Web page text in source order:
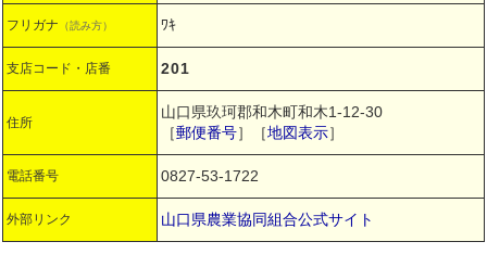
フリガナ （読み方） ﾜｷ
支店コード・店番 201
住所
山口県玖珂郡和木町和木1-12-30
［郵便番号］［地図表示］
電話番号 0827-53-1722
外部リンク 山口県農業協同組合公式サイト